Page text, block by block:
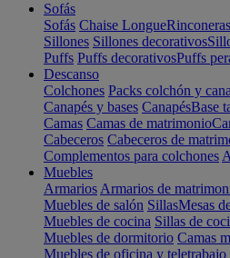
Sofás
Sofás Chaise LongueRinconeras
Sillones Sillones decorativos
Puffs Puffs decorativosPuffs
Descanso
Colchones Packs colchón y
Canapés y bases CanapésBase
Camas Camas de matrimonio
Cabeceros Cabeceros de
Complementos para colchones
Muebles
Armarios Armarios de
Muebles de salón SillasMesas
Muebles de cocina Sillas de
Muebles de dormitorio Camas
Muebles de oficina y teletrabajo